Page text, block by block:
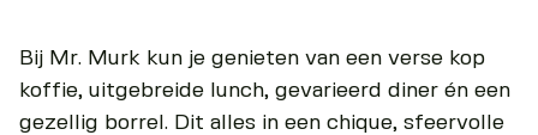
Bij Mr. Murk kun je genieten van een verse kop
koffie, uitgebreide lunch, gevarieerd diner én een
gezellig borrel. Dit alles in een chique, sfeervolle